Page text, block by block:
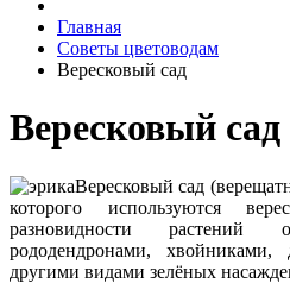
Главная
Советы цветоводам
Вересковый сад
Вересковый сад
Вересковый сад
которого используются
разновидности растений
рододендронами,
другими видами зелёных